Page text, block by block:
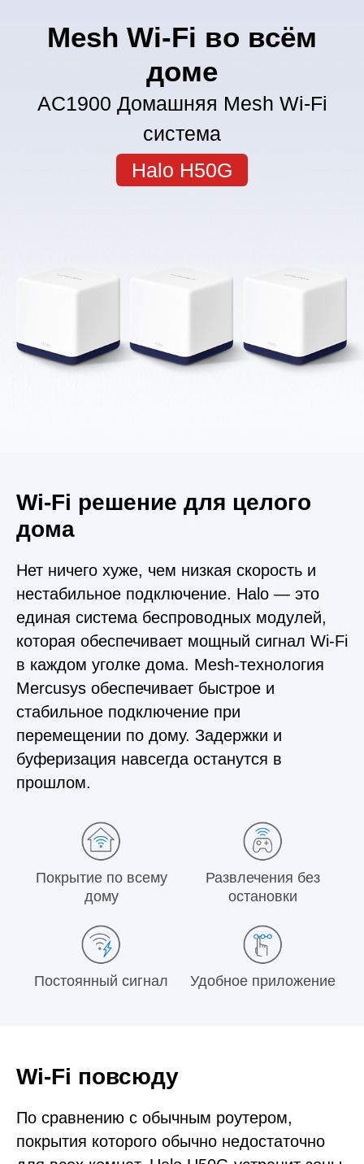
Mesh Wi-Fi во всём
доме
AC1900 Домашняя Mesh Wi-Fi
система
Halo H50G
Wi‑Fi решение для целого
дома
Нет ничего хуже, чем низкая скорость и
нестабильное подключение. Halo — это
единая система беспроводных модулей,
которая обеспечивает мощный сигнал Wi-Fi
в каждом уголке дома. Mesh-технология
Mercusys обеспечивает быстрое и
стабильное подключение при
перемещении по дому. Задержки и
буферизация навсегда останутся в
прошлом.
Покрытие по всему
дому
Развлечения без
остановки
Постоянный сигнал Удобное приложение
Wi‑Fi повсюду
По сравнению с обычным роутером,
покрытия которого обычно недостаточно